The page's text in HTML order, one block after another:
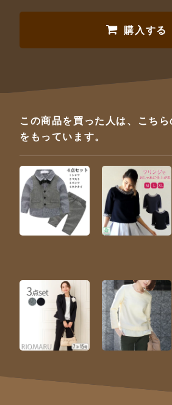
購入する
この商品を買った人は、こち
をもっています。